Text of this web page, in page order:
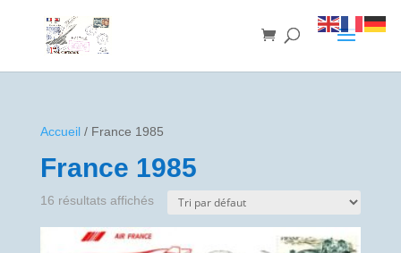
Accueil/ France 1985
France 1985
16 résultats affichés